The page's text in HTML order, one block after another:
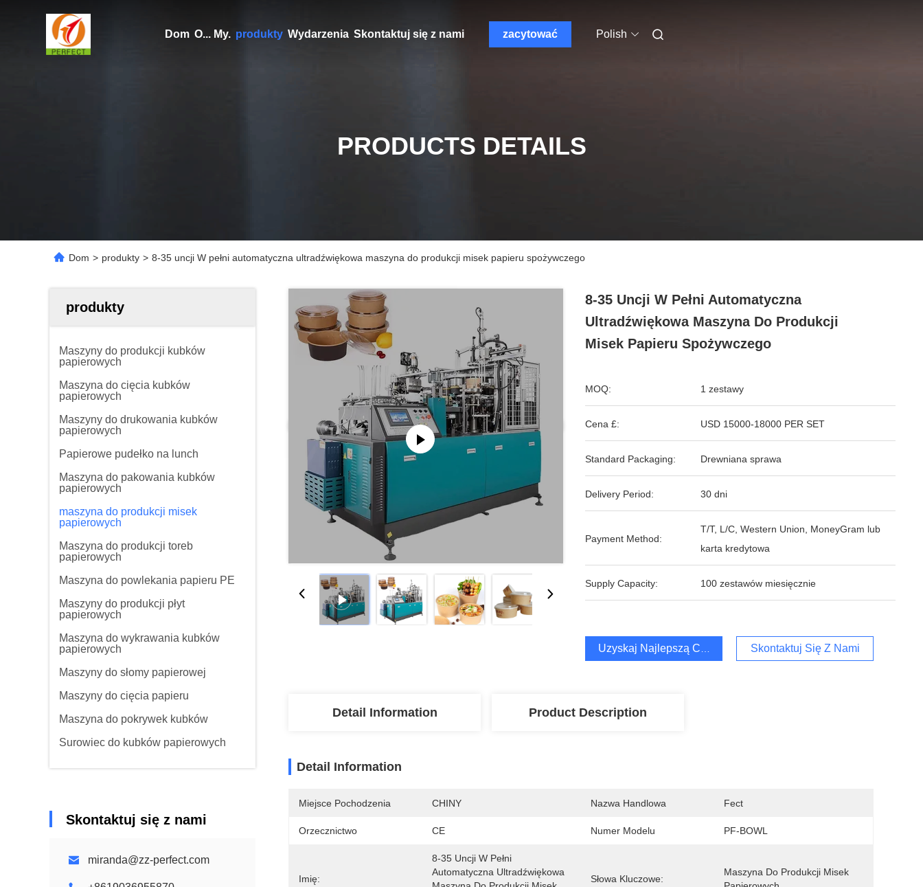
Dom O... My. produkty Wydarzenia Skontaktuj się z nami zacytować Polish
PRODUCTS DETAILS
Dom > produkty > 8-35 uncji W pełni automatyczna ultradźwiękowa maszyna do produkcji misek papieru spożywczego
produkty
Maszyny do produkcji kubków
papierowych
Maszyna do cięcia kubków
papierowych
Maszyny do drukowania kubków
papierowych
Papierowe pudełko na lunch
Maszyna do pakowania kubków
papierowych
maszyna do produkcji misek
papierowych
Maszyna do produkcji toreb
papierowych
Maszyna do powlekania papieru PE
Maszyny do produkcji płyt
papierowych
Maszyna do wykrawania kubków
papierowych
Maszyny do słomy papierowej
Maszyny do cięcia papieru
Maszyna do pokrywek kubków
Surowiec do kubków papierowych
Skontaktuj się z nami
miranda@zz-perfect.com
8-35 Uncji W Pełni Automatyczna
Ultradźwiękowa Maszyna Do Produkcji
Misek Papieru Spożywczego
MOQ: 1 zestawy
Cena £: USD 15000-18000 PER SET
Standard Packaging: Drewniana sprawa
Delivery Period: 30 dni
Payment Method:
T/T, L/C, Western Union, MoneyGram lub
karta kredytowa
Supply Capacity: 100 zestawów miesięcznie
Uzyskaj Najlepszą Cenę Skontaktuj Się Z Nami
Detail Information Product Description
Detail Information
Miejsce Pochodzenia CHINY Nazwa Handlowa Fect
Orzecznictwo CE Numer Modelu PF-BOWL
Imię:
8-35 Uncji W Pełni
Automatyczna Ultradźwiękowa
Słowa Kluczowe:
Maszyna Do Produkcji Misek